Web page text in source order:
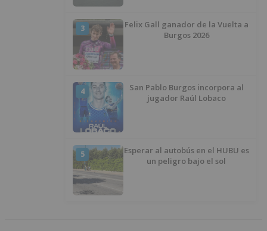
3
Felix Gall ganador de la Vuelta a
Burgos 2026
4
San Pablo Burgos incorpora al
jugador Raúl Lobaco
5
Esperar al autobús en el HUBU es
un peligro bajo el sol